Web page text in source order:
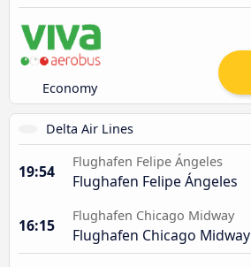
Economy
Delta Air Lines
19:54
Flughafen Felipe Ángeles
Flughafen Felipe Ángeles
16:15
Flughafen Chicago Midway
Flughafen Chicago Midway